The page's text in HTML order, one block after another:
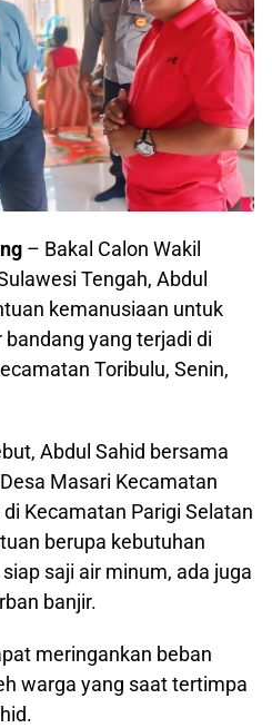
– Bakal Calon Wakil
Tengah, Abdul
kemanusiaan untuk
yang terjadi di
Toribulu, Senin,
Abdul Sahid bersama
Masari Kecamatan
Kecamatan Parigi Selatan
berupa kebutuhan
saji air minum, ada juga
banjir.
meringankan beban
warga yang saat tertimpa